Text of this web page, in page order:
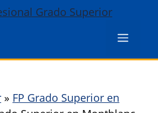
Menú
» FP Grado Superior en